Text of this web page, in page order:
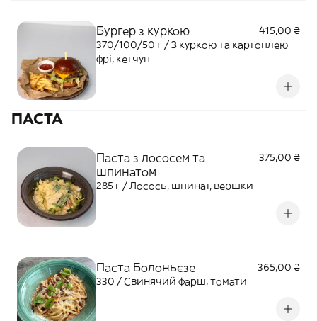
Бургер з куркою
415,00 ₴
370/100/50 г / З куркою та картоплею
фрі, кетчуп
ПАСТА
Паста з лососем та
шпинатом
375,00 ₴
285 г / Лосось, шпинат, вершки
Паста Болоньєзе
365,00 ₴
330 / Свинячий фарш, томати